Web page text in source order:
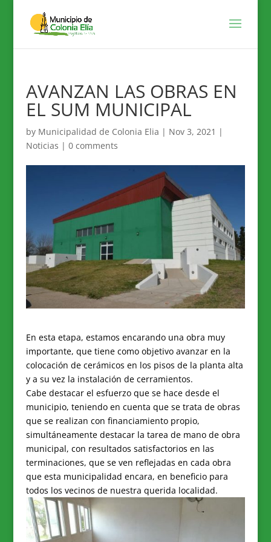
AVANZAN LAS OBRAS EN
EL SUM MUNICIPAL
by Municipalidad de Colonia Elia | Nov 3, 2021 |
Noticias | 0 comments
En esta etapa, estamos encarando una obra muy
importante, que tiene como objetivo avanzar en la
colocación de cerámicos en los pisos de la planta alta
y a su vez la instalación de cerramientos.
Cabe destacar el esfuerzo que se hace desde el
municipio, teniendo en cuenta que se trata de obras
que se realizan con financiamiento propio,
simultáneamente destacar la tarea de mano de obra
municipal, con resultados satisfactorios en las
terminaciones, que se ven reflejadas en cada obra
que esta municipalidad encara, en beneficio para
todos los vecinos de nuestra querida localidad.